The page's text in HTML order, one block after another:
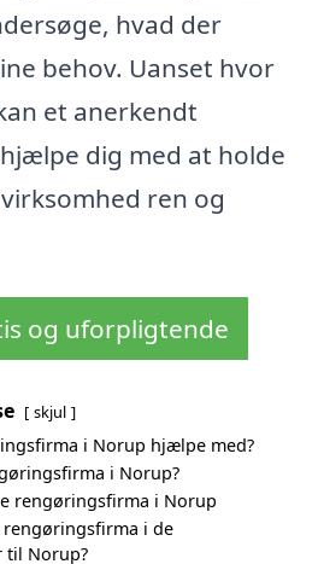
hvad der
behov. Uanset hvor
et anerkendt
dig med at holde
ren og
og uforpligtende
skjul
i Norup hjælpe med?
i Norup?
rengøringsfirma i Norup
i de
til Norup?